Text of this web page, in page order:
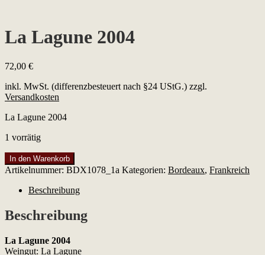
La Lagune 2004
72,00 €
inkl. MwSt. (differenzbesteuert nach §24 UStG.) zzgl.
Versandkosten
La Lagune 2004
1 vorrätig
La
Lagune
Menge
In den Warenkorb
Artikelnummer: BDX1078_1a Kategorien: Bordeaux, Frankreich
Beschreibung
Beschreibung
La Lagune 2004
Weingut: La Lagune